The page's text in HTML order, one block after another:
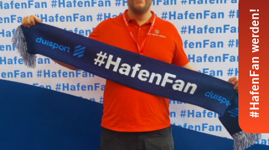
#HafenFan werden!